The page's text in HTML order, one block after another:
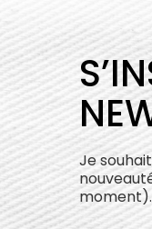
Je
moment).